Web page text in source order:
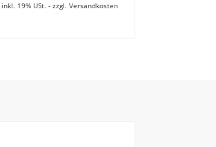
inkl. 19% USt. - zzgl. Versandkosten